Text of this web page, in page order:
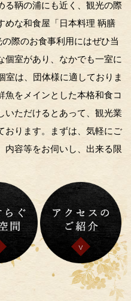
る鞆の浦にも近く、観光の際
めな和食屋「日本料理 鞆膳
際のお食事利用にはぜひ当
個室があり、なかでも一室に
室は、団体様に適しておりま
魚をメインとした本格和食コ
いただけるとあって、観光業
おります。まずは、気軽にご
内容等をお伺いし、出来る限